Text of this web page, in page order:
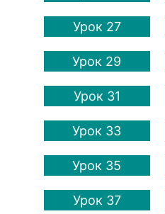
Урок 27
Урок 29
Урок 31
Урок 33
Урок 35
Урок 37